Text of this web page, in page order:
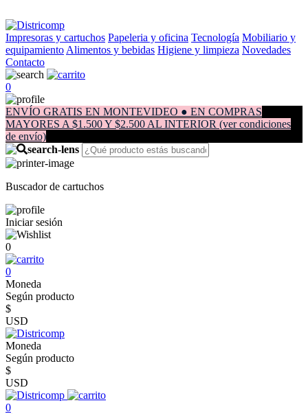
Impresoras y cartuchos Papeleria y oficina Tecnología Mobiliario y
equipamiento Alimentos y bebidas Higiene y limpieza Novedades
Contacto
0
ENVÍO GRATIS EN MONTEVIDEO ● EN COMPRAS
MAYORES A $1.500 Y $2.500 AL INTERIOR (ver condiciones
de envío)
Buscador de cartuchos
Iniciar sesión
0
0
Moneda
Según producto
$
USD
Moneda
Según producto
$
USD
0